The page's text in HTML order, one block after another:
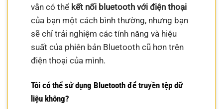
vẫn có thể kết nối bluetooth với điện thoại
của bạn một cách bình thường, nhưng bạn
sẽ chỉ trải nghiệm các tính năng và hiệu
suất của phiên bản Bluetooth cũ hơn trên
điện thoại của mình.
Tôi có thể sử dụng Bluetooth để truyền tệp dữ
liệu không?